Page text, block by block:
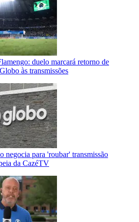
duelo marcará retorno de
às transmissões
negocia para 'roubar' transmissão
da CazéTV